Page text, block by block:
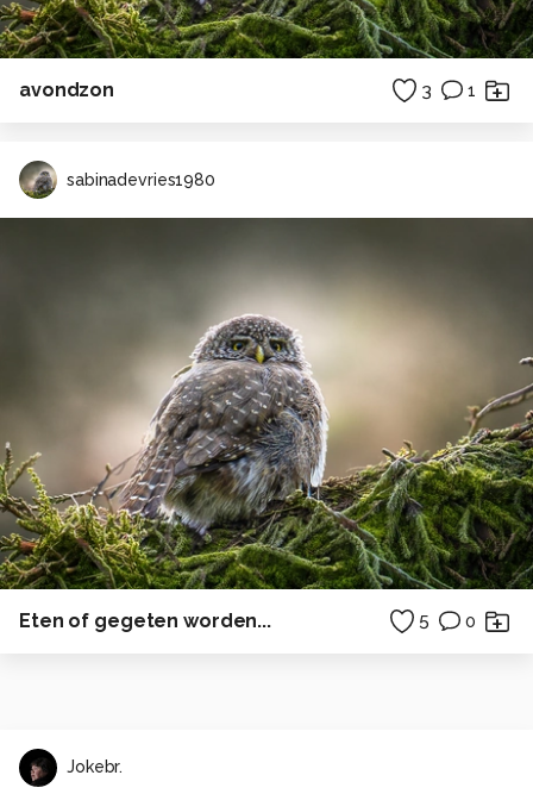
avondzon 3 1
sabinadevries1980
Eten of gegeten worden... 5 0
Jokebr.